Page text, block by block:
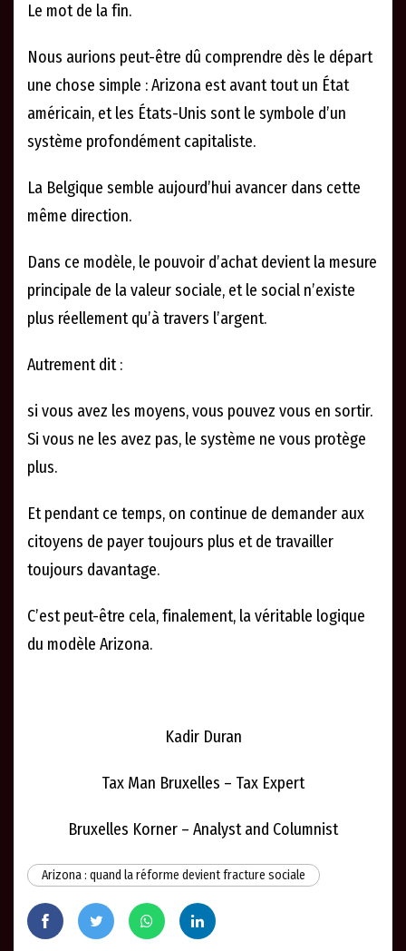
Le mot de la fin.
Nous aurions peut-être dû comprendre dès le départ
une chose simple : Arizona est avant tout un État
américain, et les États-Unis sont le symbole d’un
système profondément capitaliste.
La Belgique semble aujourd’hui avancer dans cette
même direction.
Dans ce modèle, le pouvoir d’achat devient la mesure
principale de la valeur sociale, et le social n’existe
plus réellement qu’à travers l’argent.
Autrement dit :
si vous avez les moyens, vous pouvez vous en sortir.
Si vous ne les avez pas, le système ne vous protège
plus.
Et pendant ce temps, on continue de demander aux
citoyens de payer toujours plus et de travailler
toujours davantage.
C’est peut-être cela, finalement, la véritable logique
du modèle Arizona.
Kadir Duran
Tax Man Bruxelles – Tax Expert
Bruxelles Korner – Analyst and Columnist
Arizona : quand la réforme devient fracture sociale